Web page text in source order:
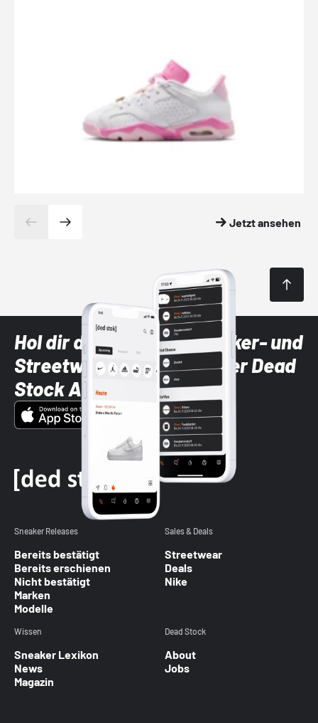
Jetzt ansehen
Hol dir die neuesten Sneaker- und
Streetwear-Brands mit der Dead
Stock App
Sneaker Releases
Bereits bestätigt
Bereits erschienen
Nicht bestätigt
Marken
Modelle
Sales & Deals
Streetwear
Deals
Nike
Wissen
Sneaker Lexikon
News
Magazin
Dead Stock
About
Jobs